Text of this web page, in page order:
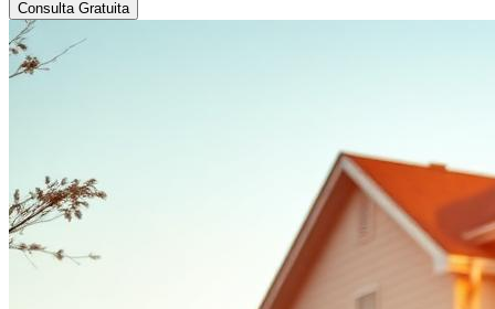
Consulta Gratuita